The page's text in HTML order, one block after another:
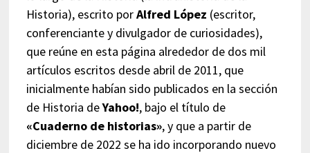
Historia), escrito porAlfred López (escritor,
conferenciante y divulgador de curiosidades),
que reúne en esta página alrededor de dos mil
artículos escritos desde abril de 2011, que
inicialmente habían sido publicados en la sección
de Historia deYahoo!, bajo el título de
«Cuaderno de historias», y que a partir de
diciembre de 2022 se ha ido incorporando nuevo